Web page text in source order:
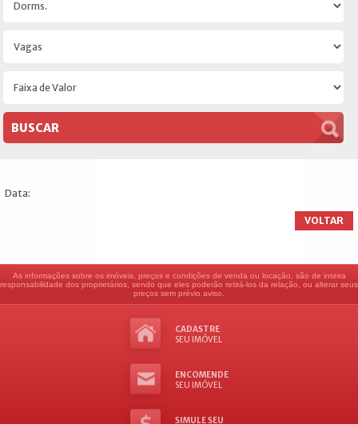
Data:
VOLTAR
As informações sobre os imóveis, preços e condições de venda ou locação, são de inteira
responsabilidade dos proprietários, sendo que eles poderão retirá-los da relação, ou alterar seus
preços sem prévio aviso.
CADASTRE
SEU IMÓVEL
ENCOMENDE
SEU IMÓVEL
SIMULE SEU